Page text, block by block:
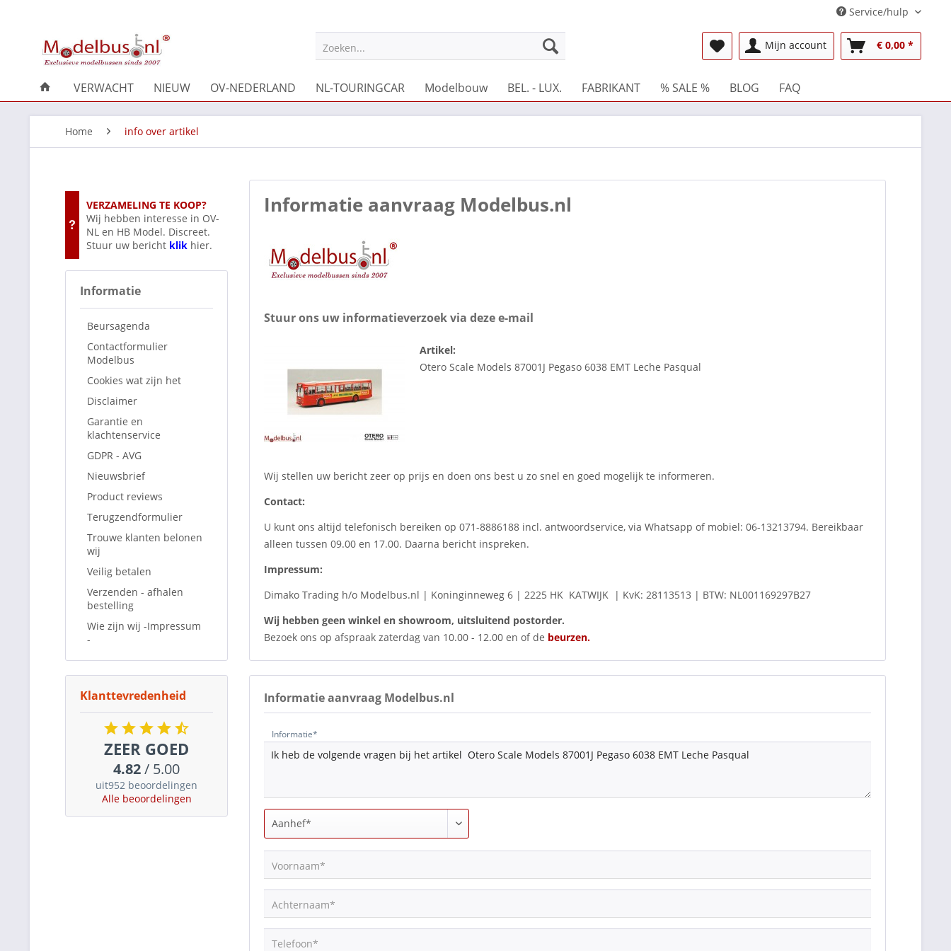
Service/hulp
Zoeken... Mijn account € 0,00 *
VERWACHT NIEUW OV-NEDERLAND NL-TOURINGCAR Modelbouw BEL. - LUX. FABRIKANT % SALE % BLOG FAQ
Home info over artikel
VERZAMELING TE KOOP?
Wij hebben interesse in OV-
NL en HB Model. Discreet.
Stuur uw bericht klik hier.
Informatie
Beursagenda
Contactformulier
Modelbus
Cookies wat zijn het
Disclaimer
Garantie en
klachtenservice
GDPR - AVG
Nieuwsbrief
Product reviews
Terugzendformulier
Trouwe klanten belonen
wij
Veilig betalen
Verzenden - afhalen
bestelling
Wie zijn wij -Impressum
-
Klanttevredenheid
ZEER GOED
4.82/ 5.00
uit952 beoordelingen
Alle beoordelingen
Informatie aanvraag Modelbus.nl
Stuur ons uw informatieverzoek via deze e-mail
Artikel:
Otero Scale Models 87001J Pegaso 6038 EMT Leche Pasqual
Wij stellen uw bericht zeer op prijs en doen ons best u zo snel en goed mogelijk te informeren.
Contact:
U kunt ons altijd telefonisch bereiken op 071-8886188 incl. antwoordservice, via Whatsapp of mobiel: 06-13213794. Bereikbaar
alleen tussen 09.00 en 17.00. Daarna bericht inspreken.
Impressum:
Dimako Trading h/o Modelbus.nl | Koninginneweg 6 | 2225 HK KATWIJK | KvK: 28113513 | BTW: NL001169297B27
Wij hebben geen winkel en showroom, uitsluitend postorder.
Bezoek ons op afspraak zaterdag van 10.00 - 12.00 en of de beurzen.
Informatie aanvraag Modelbus.nl
Informatie*
Voornaam*
Achternaam*
Telefoon*